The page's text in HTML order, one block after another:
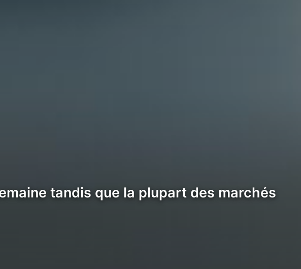
tandis que la plupart des marchés